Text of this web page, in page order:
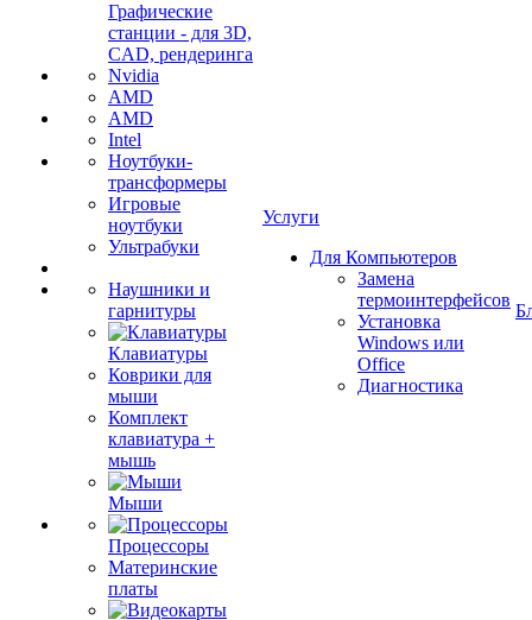
Графические
станции - для 3D,
CAD, рендеринга
Nvidia
AMD
AMD
Intel
Ноутбуки-
трансформеры
Игровые
ноутбуки
Ультрабуки
Наушники и
гарнитуры
Клавиатуры
Коврики для
мыши
Комплект
клавиатура +
мышь
Мыши
Процессоры
Материнские
платы
Услуги
Для Компьютеров
Замена
термоинтерфейсов
Установка
Windows или
Office
Диагностика